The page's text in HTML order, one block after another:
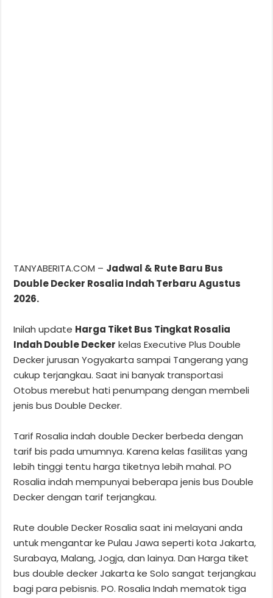
TANYABERITA.COM – Jadwal & Rute Baru Bus
Double Decker Rosalia Indah Terbaru Agustus
2026.
Inilah update Harga Tiket Bus Tingkat Rosalia
Indah Double Decker kelas Executive Plus Double
Decker jurusan Yogyakarta sampai Tangerang yang
cukup terjangkau. Saat ini banyak transportasi
Otobus merebut hati penumpang dengan membeli
jenis bus Double Decker.
Tarif Rosalia indah double Decker berbeda dengan
tarif bis pada umumnya. Karena kelas fasilitas yang
lebih tinggi tentu harga tiketnya lebih mahal. PO
Rosalia indah mempunyai beberapa jenis bus Double
Decker dengan tarif terjangkau.
Rute double Decker Rosalia saat ini melayani anda
untuk mengantar ke Pulau Jawa seperti kota Jakarta,
Surabaya, Malang, Jogja, dan lainya. Dan Harga tiket
bus double decker Jakarta ke Solo sangat terjangkau
bagi para pebisnis. PO. Rosalia Indah mematok tiga